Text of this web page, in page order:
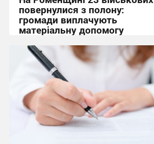
повернулися з полону:
громади виплачують
матеріальну допомогу
12:02 сьогодні